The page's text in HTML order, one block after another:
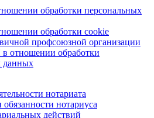
обработки персональных
обработки cookie
профсоюзной организации
отношении обработки
данных
нотариата
нотариуса
действий